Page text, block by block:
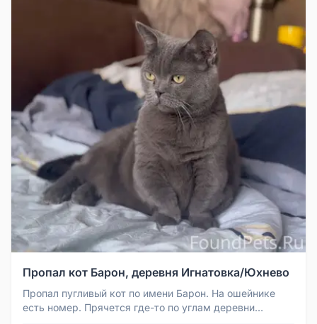
Пропал кот Барон, деревня Игнатовка/Юхнево
Пропал пугливый кот по имени Барон. На ошейнике
есть номер. Прячется где-то по углам деревни